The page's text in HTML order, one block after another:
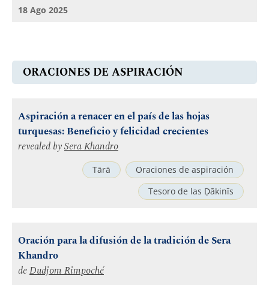
18 Ago 2025
ORACIONES DE ASPIRACIÓN
Aspiración a renacer en el país de las hojas
turquesas: Beneficio y felicidad crecientes
revealed bySera Khandro
Tārā
Oraciones de aspiración
Tesoro de las Ḍākinīs
Oración para la difusión de la tradición de Sera
Khandro
deDudjom Rimpoché